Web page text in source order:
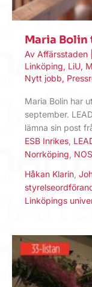
Maria Bolin
Av Affärsstaden
Linköping, LiU,
Nytt jobb,
Maria Bolin har
september.
lämna sin post
ESB Inrikes
Norrköping
Håkan Klarin
Linköpings